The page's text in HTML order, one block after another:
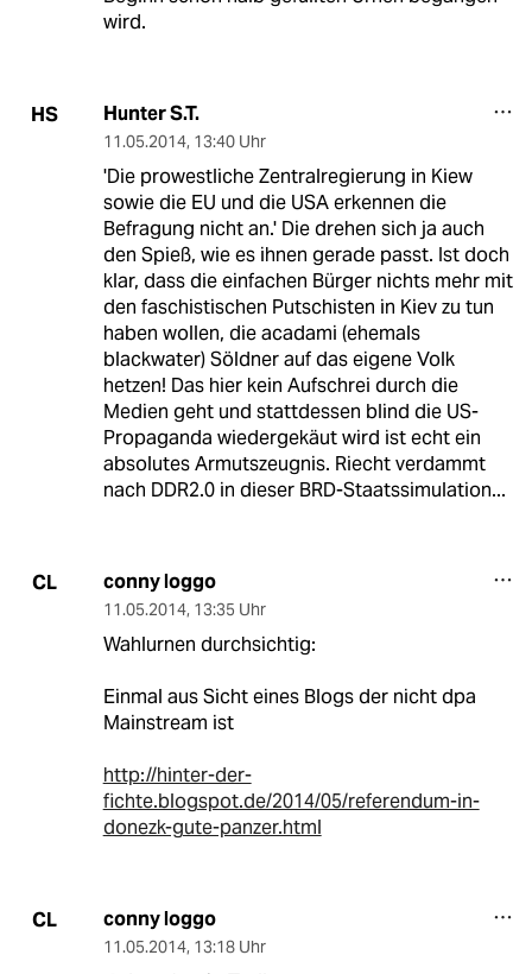
wird.
HS Hunter S.T.
11.05.2014, 13:40 Uhr
'Die prowestliche Zentralregierung in Kiew
sowie die EU und die USA erkennen die
Befragung nicht an.' Die drehen sich ja auch
den Spieß, wie es ihnen gerade passt. Ist doch
klar, dass die einfachen Bürger nichts mehr mit
den faschistischen Putschisten in Kiev zu tun
haben wollen, die acadami (ehemals
blackwater) Söldner auf das eigene Volk
hetzen! Das hier kein Aufschrei durch die
Medien geht und stattdessen blind die US-
Propaganda wiedergekäut wird ist echt ein
absolutes Armutszeugnis. Riecht verdammt
nach DDR2.0 in dieser BRD-Staatssimulation...
CL conny loggo
11.05.2014, 13:35 Uhr
Wahlurnen durchsichtig:
Einmal aus Sicht eines Blogs der nicht dpa
Mainstream ist
http://hinter-der-
fichte.blogspot.de/2014/05/referendum-in-
donezk-gute-panzer.html
CL conny loggo
11.05.2014, 13:18 Uhr